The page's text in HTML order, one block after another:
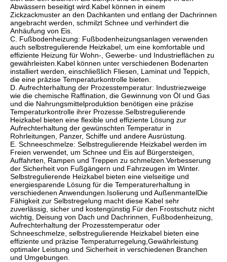
Abwässern beseitigt wird.Kabel können in einem
Zickzackmuster an den Dachkanten und entlang der Dachrinnen
angebracht werden, schmilzt Schnee und verhindert die
Anhäufung von Eis.
C. Fußbodenheizung: Fußbodenheizungsanlagen verwenden
auch selbstregulierende Heizkabel, um eine komfortable und
effiziente Heizung für Wohn-, Gewerbe- und Industrieflächen zu
gewährleisten.Kabel können unter verschiedenen Bodenarten
installiert werden, einschließlich Fliesen, Laminat und Teppich,
die eine präzise Temperaturkontrolle bieten.
D. Aufrechterhaltung der Prozesstemperatur: Industriezweige
wie die chemische Raffination, die Gewinnung von Öl und Gas
und die Nahrungsmittelproduktion benötigen eine präzise
Temperaturkontrolle ihrer Prozesse.Selbstregulierende
Heizkabel bieten eine flexible und effiziente Lösung zur
Aufrechterhaltung der gewünschten Temperatur in
Rohrleitungen, Panzer, Schiffe und andere Ausrüstung.
E. Schneeschmelze: Selbstregulierende Heizkabel werden im
Freien verwendet, um Schnee und Eis auf Bürgersteigen,
Auffahrten, Rampen und Treppen zu schmelzen.Verbesserung
der Sicherheit von Fußgängern und Fahrzeugen im Winter.
Selbstregulierende Heizkabel bieten eine vielseitige und
energiesparende Lösung für die Temperaturerhaltung in
verschiedenen Anwendungen.Isolierung und AußenmantelDie
Fähigkeit zur Selbstregelung macht diese Kabel sehr
zuverlässig, sicher und kostengünstig.Für den Frostschutz nicht
wichtig, Deisung von Dach und Dachrinnen, Fußbodenheizung,
Aufrechterhaltung der Prozesstemperatur oder
Schneeschmelze, selbstregulierende Heizkabel bieten eine
effiziente und präzise Temperaturregelung,Gewährleistung
optimaler Leistung und Sicherheit in verschiedenen Branchen
und Umgebungen.